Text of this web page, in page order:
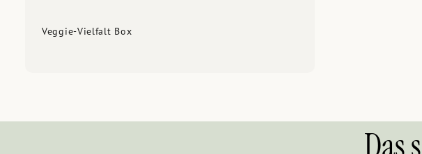
Veggie-Vielfalt Box